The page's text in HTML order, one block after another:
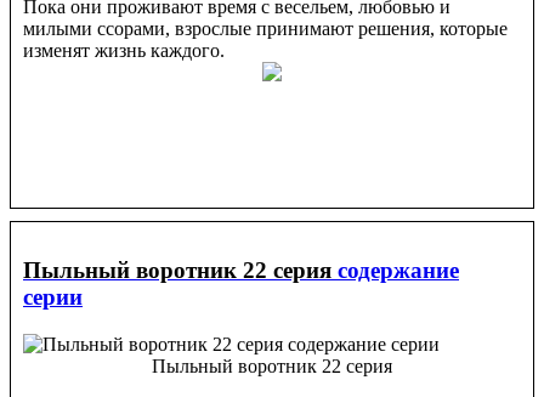
Пока они проживают время с весельем, любовью и
милыми ссорами, взрослые принимают решения, которые
изменят жизнь каждого.
Пыльный воротник 22 серия содержание
серии
Пыльный воротник 22 серия